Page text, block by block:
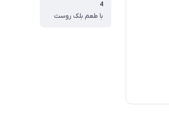
4
با طعم بلک روست